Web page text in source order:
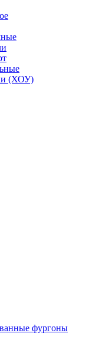
(ХОУ)
фургоны